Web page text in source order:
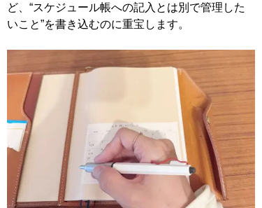
ど、“スケジュール帳への記入とは別で管理した
いこと”を書き込むのに重宝します。